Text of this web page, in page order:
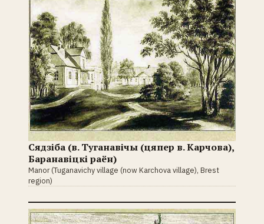
Сядзіба (в. Туганавічы (цяпер в. Карчова),
Баранавіцкі раён)
Manor (Tuganavichy village (now Karchova village), Brest
region)